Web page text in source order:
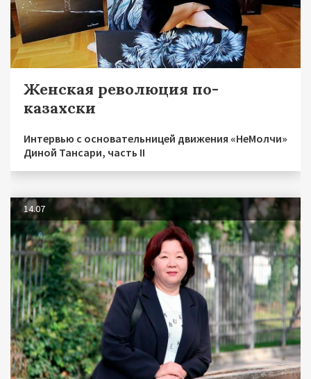
Женская революция по-
казахски
Интервью с основательницей движения «НеМолчи»
Диной Тансари, часть II
14.07